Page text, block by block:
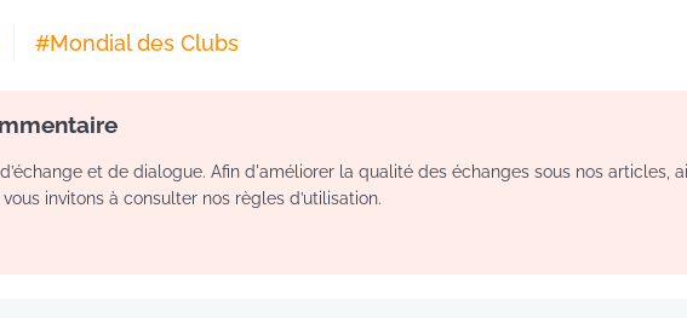
#Mondial des Clubs
et de dialogue. Afin d'améliorer la qualité des échanges sous nos articles,
invitons à consulter nos règles d’utilisation.